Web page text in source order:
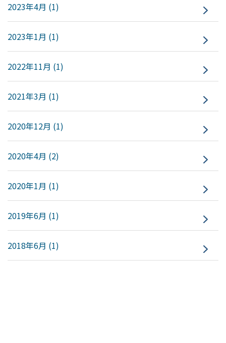
2023年4月 (1)
2023年1月 (1)
2022年11月 (1)
2021年3月 (1)
2020年12月 (1)
2020年4月 (2)
2020年1月 (1)
2019年6月 (1)
2018年6月 (1)